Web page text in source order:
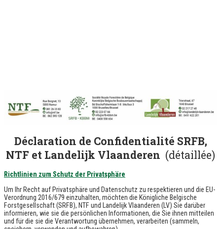
Déclaration de Confidentialité SRFB,
NTF et Landelijk Vlaanderen (détaillée)
Richtlinien zum Schutz der Privatsphäre
Um Ihr Recht auf Privatsphäre und Datenschutz zu respektieren und die EU-
Verordnung 2016/679 einzuhalten, möchten die Königliche Belgische
Forstgesellschaft (SRFB), NTF und Landelijk Vlaanderen (LV) Sie darüber
informieren, wie sie die persönlichen Informationen, die Sie ihnen mitteilen
und für die sie die Verantwortung übernehmen, verarbeiten (sammeln,